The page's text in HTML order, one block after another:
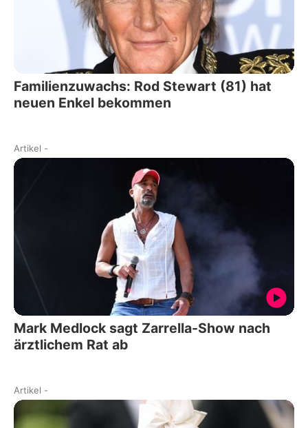
Familienzuwachs: Rod Stewart (81) hat
neuen Enkel bekommen
Artikel -
Mark Medlock sagt Zarrella-Show nach
ärztlichem Rat ab
Artikel -